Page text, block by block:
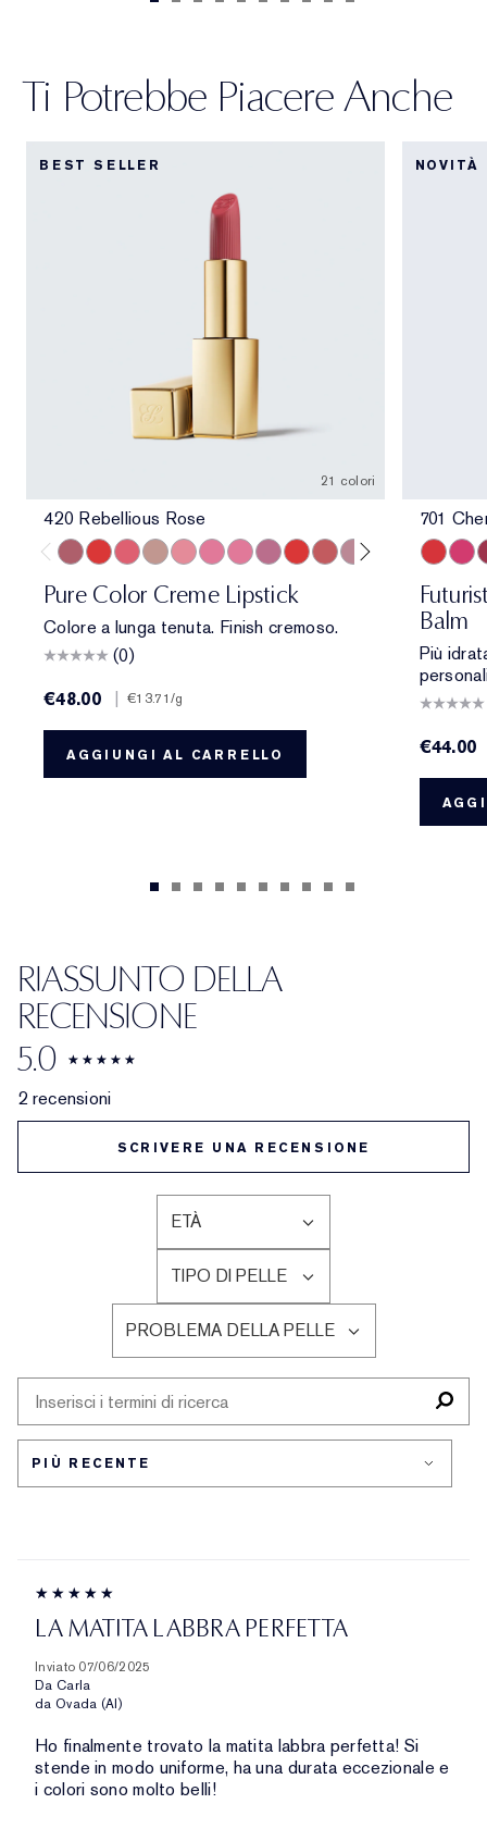
Ti Potrebbe Piacere Anche
BEST SELLER
21 colori
420 Rebellious Rose
Pure Color Creme Lipstick
Colore a lunga tenuta. Finish cremoso.
(0)
€48.00
€13.71/g
AGGIUNGI AL CARRELLO
NOVITÀ
701
Balm
Più
€44.00
RIASSUNTO DELLA
RECENSIONE
5.0
2 recensioni
SCRIVERE UNA RECENSIONE
ETÀ
FILTRA
LE
RECENSIONI
PER
ETÀ
TIPO DI PELLE
FILTRA
LE
RECENSIONI
PER
TIPO
DI
PELLE
PROBLEMA DELLA PELLE
FILTRA
LE
PER
DELLA
LA MATITA LABBRA PERFETTA
Inviato 07/06/2025
Da Carla
da Ovada (Al)
Ho finalmente trovato la matita labbra perfetta! Si
stende in modo uniforme, ha una durata eccezionale e
i colori sono molto belli!